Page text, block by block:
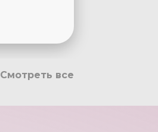
Смотреть все